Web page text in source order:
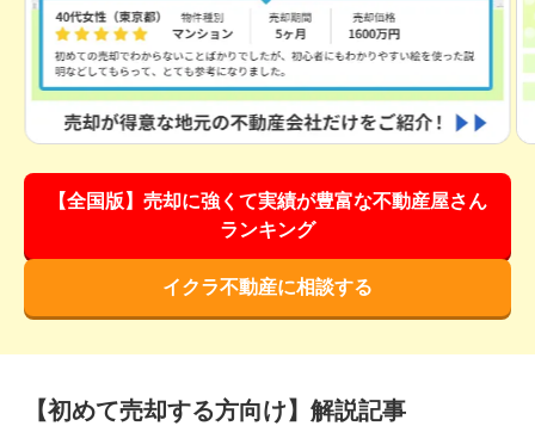
【全国版】売却に強くて実績が豊富な不動産屋さん
ランキング
イクラ不動産に相談する
【初めて売却する方向け】解説記事